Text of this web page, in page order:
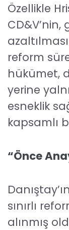
Özellikle
reform
hükümet,
yerine
esneklik
kapsamlı
“Önce
sınırlı
alınmış